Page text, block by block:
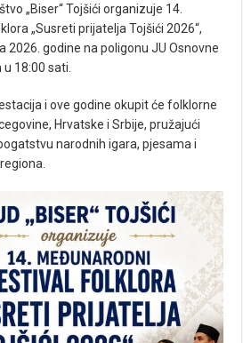
„Biser“ Tojšići organizuje 14.
„Susreti prijatelja Tojšići 2026“,
2026. godine na poligonu JU Osnovne
18:00 sati.
i ove godine okupit će folklorne
Hrvatske i Srbije, pružajući
narodnih igara, pjesama i